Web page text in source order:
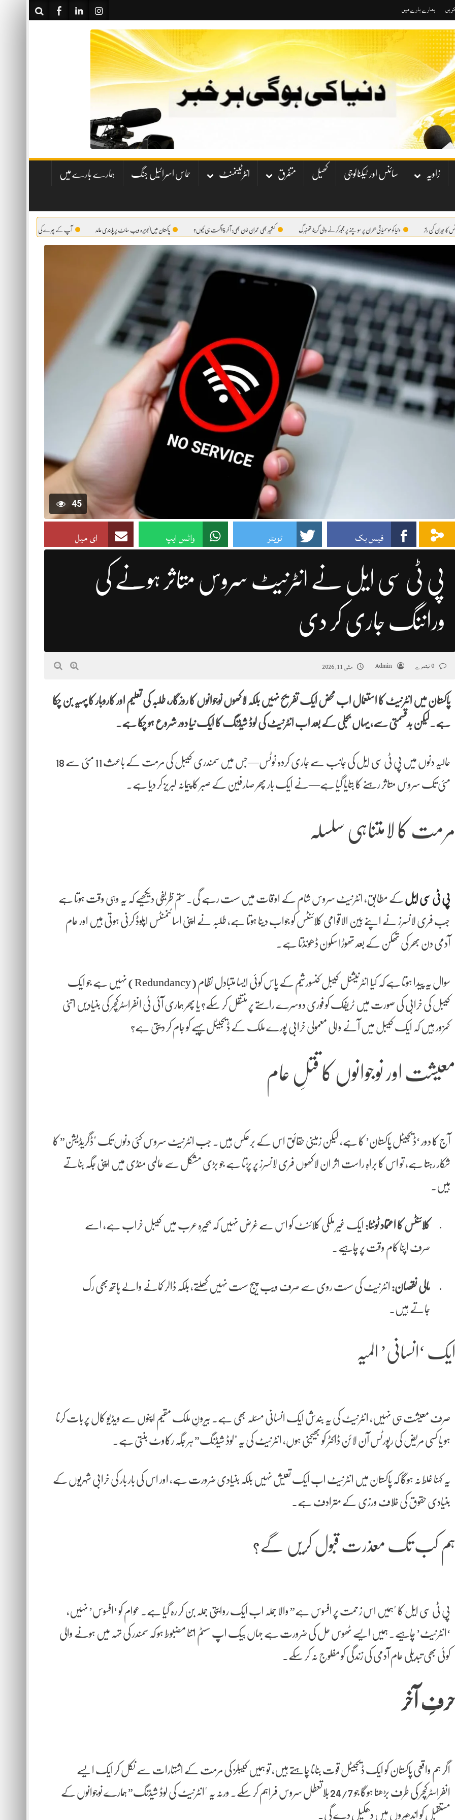
ہمارے بارے میں
زاویہ سائنس اور ٹیکنالوجی کھیل متفرق انٹرٹینمنٹ حماس اسرائیل جنگ ہمارے بارے میں
راز دنیا کو موسمیاتی بحران پر سوچنے پر مجبورکرنے والی گریٹا تھنبرگ کشمیر بھی عمران خان بھی:آ خر 5 اگست ہی کیوں؟ پاکستان میں‌الجزیرہ ویب سائٹ پر پابندی عائد آپ کے چہرے کی وہ حقیقت، جو آئینہ بھی آپ کو نہیں
45
فیس بک ٹویٹر واٹس ایپ ای میل
پی ٹی سی ایل نے انٹرنیٹ سروس متاثر ہونے کی
وراننگ جاری کر دی
Admin مئی 11, 2026
پاکستان میں انٹرنیٹ کا استعمال اب محض ایک تفریح نہیں بلکہ لاکھوں نوجوانوں کا روزگار، طلبہ کی تعلیم اور کاروبار کا پہیہ بن چکا
ہے۔لیکن بدقسمتی سے، یہاں بجلی کے بعد اب انٹرنیٹ کی لوڈ شیڈنگ کا ایک نیا دور شروع ہو چکا ہے۔
حالیہ دنوں میں پی ٹی سی ایل کی جانب سے جاری کردہ نوٹس—جس میں سمندری کیبل کی مرمت کے باعث 11 مئی سے 18
مئی تک سروس متاثر رہنے کا بتایا گیا ہے—نے ایک بار پھر صارفین کے صبر کا پیمانہ لبریز کر دیا ہے۔
مرمت کا لامتناہی سلسلہ
پی ٹی سی ایل کے مطابق، انٹرنیٹ سروس شام کے اوقات میں سست رہے گی۔ ستم ظریفی دیکھیے کہ یہ وہی وقت ہوتا ہے
جب فری لانسرز نے اپنے بین الاقوامی کلائنٹس کو جواب دینا ہوتا ہے، طلبہ نے اپنی اسائنمنٹس اپلوڈ کرنی ہوتی ہیں اور عام
آدمی دن بھر کی تھکن کے بعد تھوڑا سکون ڈھونڈتا ہے۔
سوال یہ پیدا ہوتا ہے کہ کیا انٹرنیشنل کیبل کنسورشیم کے پاس کوئی ایسا متبادل نظام (Redundancy) نہیں ہے جو ایک
کیبل کی خرابی کی صورت میں ٹریفک کو فوری دوسرے راستے پر منتقل کر سکے؟ یا پھر ہماری آئی ٹی انفراسٹرکچر کی بنیادیں اتنی
کمزور ہیں کہ ایک کیبل میں آنے والی معمولی خرابی پورے ملک کے ڈیجیٹل پہیے کو جام کر دیتی ہے؟
معیشت اور نوجوانوں کا قتلِ عام
آج کا دور ‘ڈیجیٹل پاکستان’ کا ہے، لیکن زمینی حقائق اس کے برعکس ہیں۔ جب انٹرنیٹ سروس کئی دنوں تک "ڈگریڈیشن” کا
شکار رہتا ہے، تو اس کا براہِ راست اثر ان لاکھوں فری لانسرز پر پڑتا ہے جو بڑی مشکل سے عالمی منڈی میں اپنی جگہ بناتے
ہیں۔
کلائنٹس کا اعتماد ٹوٹنا: ایک غیر ملکی کلائنٹ کو اس سے غرض نہیں کہ بحیرہ عرب میں کیبل خراب ہے، اسے
صرف اپنا کام وقت پر چاہیے۔
مالی نقصان: انٹرنیٹ کی سست روی سے صرف ویب پیج سست نہیں کھلتے، بلکہ ڈالر کمانے والے ہاتھ بھی رک
جاتے ہیں۔
ایک ‘انسانی’ المیہ
صرف معیشت ہی نہیں، انٹرنیٹ کی یہ بندش ایک انسانی مسئلہ بھی ہے۔ بیرونِ ملک مقیم اپنوں سے ویڈیو کال پر بات کرنا
ہو یا کسی مریض کی رپورٹس آن لائن ڈاکٹر کو بھیجنی ہوں، انٹرنیٹ کی یہ "لوڈ شیڈنگ” ہر جگہ رکاوٹ بنتی ہے۔
یہ کہنا غلط نہ ہوگا کہ پاکستان میں انٹرنیٹ اب ایک تعیش نہیں بلکہ بنیادی ضرورت ہے، اور اس کی بار بار کی خرابی شہریوں کے
بنیادی حقوق کی خلاف ورزی کے مترادف ہے۔
ہم کب تک معذرت قبول کریں گے؟
پی ٹی سی ایل کا "ہمیں اس زحمت پر افسوس ہے” والا جملہ اب ایک روایتی جملہ بن کر رہ گیا ہے۔ عوام کو ‘افسوس’ نہیں،
‘انٹرنیٹ’ چاہیے۔ ہمیں ایسے ٹھوس حل کی ضرورت ہے جہاں بیک اپ سسٹم اتنا مضبوط ہو کہ سمندر کی تہہ میں ہونے والی
کوئی بھی تبدیلی عام آدمی کی زندگی کو مفلوج نہ کر سکے۔
حرفِ آخر
اگر ہم واقعی پاکستان کو ایک ڈیجیٹل قوت بنانا چاہتے ہیں، تو ہمیں کیبلز کی مرمت کے اشتہارات سے نکل کر ایک ایسے
انفراسٹرکچر کی طرف بڑھنا ہوگا جو 24/7 بلاتعطل سروس فراہم کر سکے۔ ورنہ یہ "انٹرنیٹ کی لوڈ شیڈنگ” ہمارے نوجوانوں کے
مستقبل کو اندھیروں میں دھکیل دے گی۔